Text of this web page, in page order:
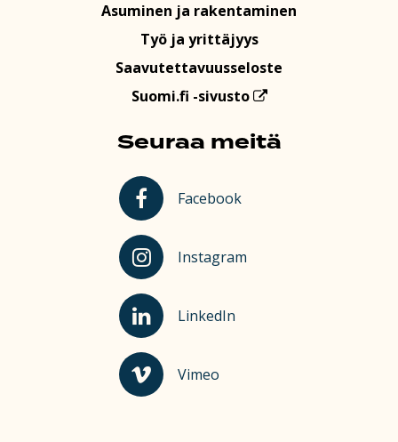
Asuminen ja rakentaminen
Työ ja yrittäjyys
Saavutettavuusseloste
Suomi.fi -sivusto
Seuraa meitä
Kauhajoki Facebookissa
Facebook
Kauhajoki Instagramissa
Instagram
Kauhajoki LinkedInissä
LinkedIn
Kauhajoki Vimeossa
Vimeo